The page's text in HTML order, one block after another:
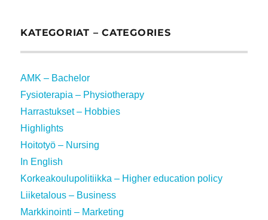
KATEGORIAT – CATEGORIES
AMK – Bachelor
Fysioterapia – Physiotherapy
Harrastukset – Hobbies
Highlights
Hoitotyö – Nursing
In English
Korkeakoulupolitiikka – Higher education policy
Liiketalous – Business
Markkinointi – Marketing